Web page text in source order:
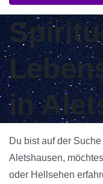
in
Du bist auf der
Aletshausen,
oder Hellsehen